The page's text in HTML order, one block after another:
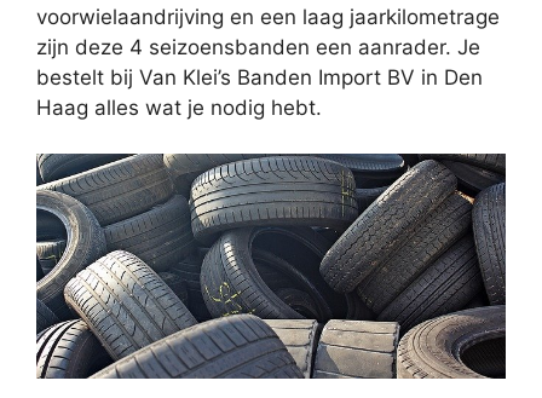
voorwielaandrijving en een laag jaarkilometrage
zijn deze 4 seizoensbanden een aanrader. Je
bestelt bij Van Klei’s Banden Import BV in Den
Haag alles wat je nodig hebt.